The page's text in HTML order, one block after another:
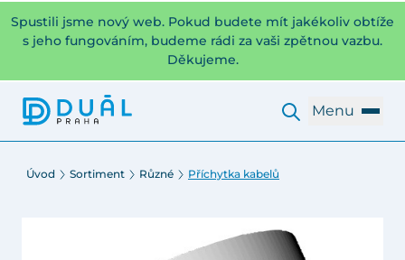
Spustili jsme nový web. Pokud budete mít jakékoliv obtíže
s jeho fungováním, budeme rádi za vaši zpětnou vazbu.
Děkujeme.
Menu
Úvod Sortiment Různé Příchytka kabelů